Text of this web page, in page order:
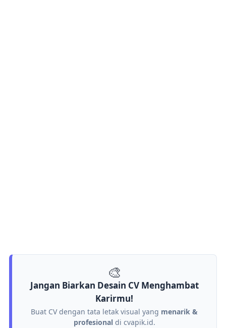
🎨
Jangan Biarkan Desain CV Menghambat
Karirmu!
Buat CV dengan tata letak visual yang menarik &
profesionaldi cvapik.id.